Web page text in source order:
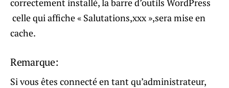
celle qui affiche « Salutations,xxx »,sera mise en
cache.
Remarque:
Si vous êtes connecté en tant qu’administrateur,